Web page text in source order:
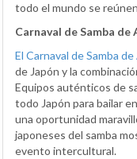
todo el mundo se
Carnaval de Samba de
El Carnaval de Samba
de Japón y la
Equipos auténticos de
todo Japón para bailar
una oportunidad
japoneses del samba
evento intercultural.